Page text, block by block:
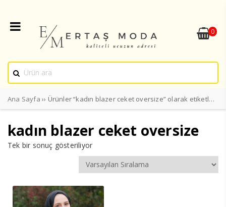
0
Ana Sayfa ›› Ürünler “kadın blazer ceket oversize” olarak etiketlendi
kadın blazer ceket oversize
Tek bir sonuç gösteriliyor